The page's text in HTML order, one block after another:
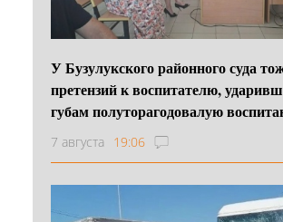
У Бузулукского районного суда
претензий к воспитателю,
губам полуторагодовалую
7 августа 19:06